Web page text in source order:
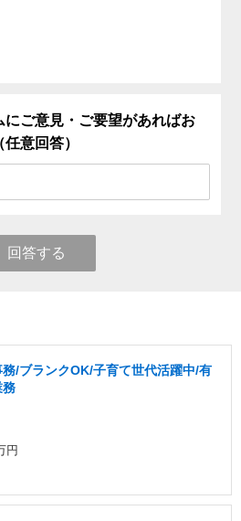
にご意見・ご要望があればお
意回答）
回答する
/ブランクOK/子育て世代活躍中/有
務
円